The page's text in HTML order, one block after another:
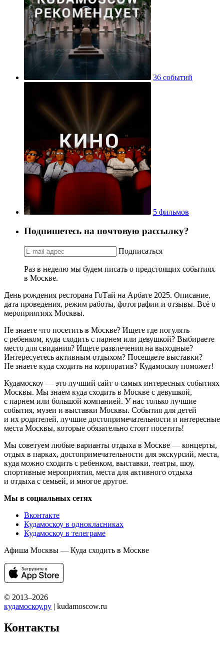
36 событий
5 фильмов
Подпишетесь на почтовую рассылку?
Подписаться
Раз в неделю мы будем писать о предстоящих событиях
в Москве.
День рождения ресторана ГоТай на Арбате 2025. Описание,
дата проведения, режим работы, фотографии и отзывы. Всё о
мероприятиях Москвы.
Не знаете что посетить в Москве? Ищете где погулять
с ребенком, куда сходить с парнем или девушкой? Выбираете
место для свидания? Ищете развлечения на выходные?
Интересуетесь активным отдыхом? Посещаете выставки?
Не знаете куда сходить на корпоратив? Кудамоскоу поможет!
Кудамоскоу — это лучший сайт о самых интересных событиях
Москвы. Мы знаем куда сходить в Москве с девушкой,
с парнем или большой компанией. У нас только лучшие
события, музеи и выставки Москвы. События для детей
и их родителей, лучшие достопримечательности и интересные
места Москвы, которые обязательно стоит посетить!
Мы советуем любые варианты отдыха в Москве — концерты,
отдых в парках, достопримечательности для экскурсий, места,
куда можно сходить с ребенком, выставки, театры, шоу,
спортивные мероприятия, места для активного отдыха
и отдыха с семьей, и многое другое.
Мы в социальных сетях
Вконтакте
Кудамоскоу в однокласниках
Кудамоскоу в телеграме
Афиша Москвы — Куда сходить в Москве
© 2013–2026
кудамоскоу.ру | kudamoscow.ru
Контакты